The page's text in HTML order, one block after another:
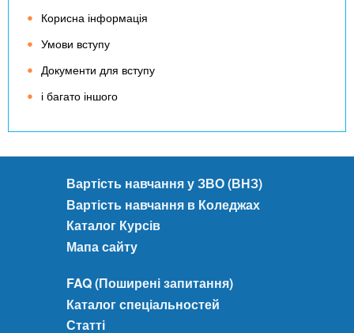
Корисна інформація
Умови вступу
Документи для вступу
і багато іншого
Вартість навчання у ЗВО (ВНЗ)
Вартість навчання в Коледжах
Каталог Курсів
Мапа сайту
FAQ (Поширені запитання)
Каталог спеціальностей
Статті